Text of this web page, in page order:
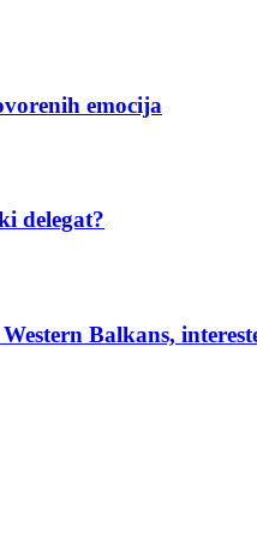
emocija
delegat?
Balkans,